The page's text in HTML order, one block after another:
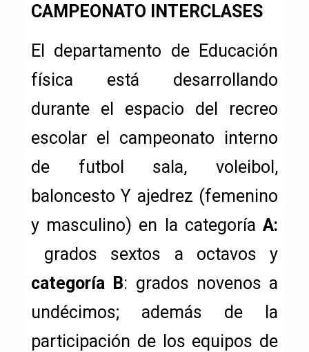
CAMPEONATO INTERCLASES
El departamento de Educación
física está desarrollando
durante el espacio del recreo
escolar el campeonato interno
de futbol sala, voleibol,
baloncesto Y ajedrez (femenino
y masculino) en la categoría A:
grados sextos a octavos y
categoría B: grados novenos a
undécimos; además de la
participación de los equipos de